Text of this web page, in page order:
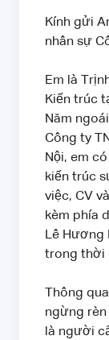
Kính gửi
nhân sự
Em là
Kiến trúc
Năm
Công ty
Nội, em
kiến ​​trúc
việc, CV
kèm phía
Lê Hương
trong thời
Thông
ngừng rèn
là người